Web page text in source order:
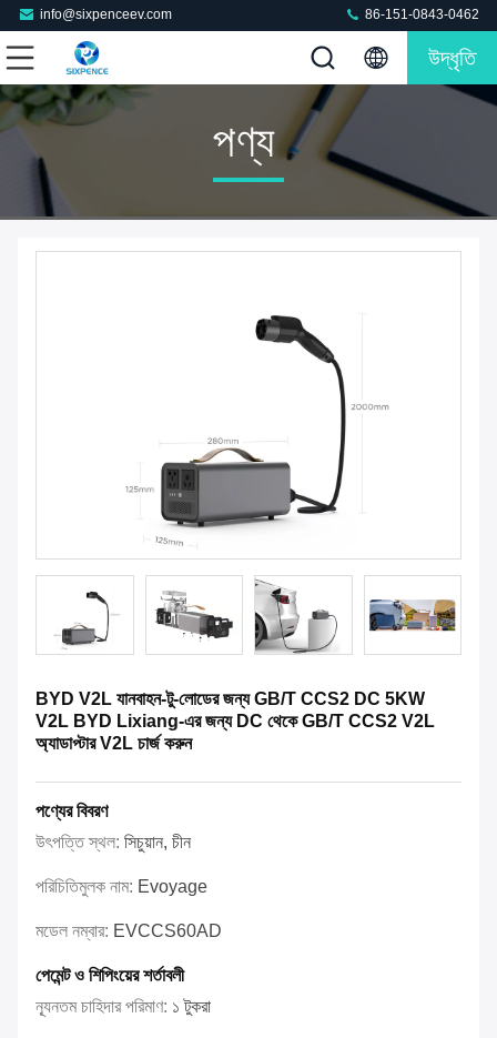
info@sixpenceev.com 86-151-0843-0462
উদ্ধৃতি
পণ্য
BYD V2L যানবাহন-টু-লোডের জন্য GB/T CCS2 DC 5KW
V2L BYD Lixiang-এর জন্য DC থেকে GB/T CCS2 V2L
অ্যাডাপ্টার V2L চার্জ করুন
পণ্যের বিবরণ
উৎপত্তি স্থল: সিচুয়ান, চীন
পরিচিতিমুলক নাম: Evoyage
মডেল নম্বার: EVCCS60AD
পেমেন্ট ও শিপিংয়ের শর্তাবলী
ন্যূনতম চাহিদার পরিমাণ: ১ টুকরা